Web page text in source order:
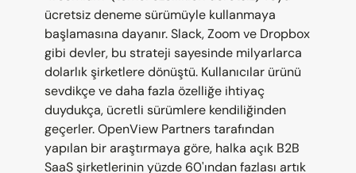
ücretsiz deneme sürümüyle kullanmaya
başlamasına dayanır. Slack, Zoom ve Dropbox
gibi devler, bu strateji sayesinde milyarlarca
dolarlık şirketlere dönüştü. Kullanıcılar ürünü
sevdikçe ve daha fazla özelliğe ihtiyaç
duydukça, ücretli sürümlere kendiliğinden
geçerler. OpenView Partners tarafından
yapılan bir araştırmaya göre, halka açık B2B
SaaS şirketlerinin yüzde 60'ından fazlası artık